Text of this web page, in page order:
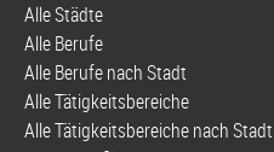
Alle Städte
Alle Berufe
Alle Berufe nach Stadt
Alle Tätigkeitsbereiche
Alle Tätigkeitsbereiche nach Stadt